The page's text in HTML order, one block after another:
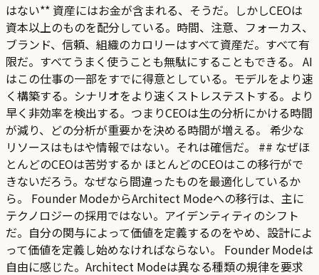
はない** 資産にはお金が含まれる、そうだ。しかしCEOは
資本以上のものを配分している。時間、注意、フォーカス、
ブランド、信頼、組織のカロリーはすべて資産だ。すべて有
限だ。すべてうまく使うことも無駄にすることもできる。 AI
はこの仕事の一部をすでに得意としている。モデルをより速
く構築する。シナリオをより速くストレステストする。より
早く非効率を検出する。つまりCEOは生の分析にかける時間
が減り、どの分析が重要かを決める時間が増える。 希少な
リソースはもはや情報ではない。それは確信だ。 ## なぜほ
とんどのCEOは苦労するか ほとんどのCEOはこの移行がで
きないだろう。なぜなら間違ったものを最適化しているか
ら。 Founder ModeからArchitect Modeへの移行は、主に
テクノロジーの採用ではない。アイデンティティのシフト
だ。自分の関与によって価値を定義するのをやめ、設計によ
って価値を定義し始めなければならない。 Founder Modeは
自由に感じた。Architect Modeは異なる種類の規律を要求